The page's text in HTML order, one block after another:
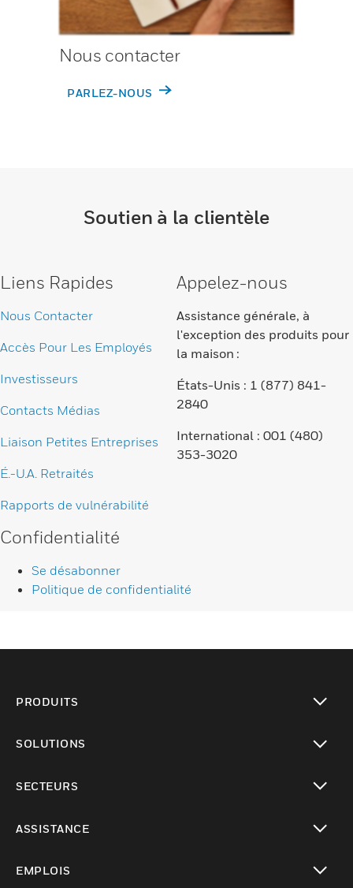
Nous contacter
PARLEZ-NOUS
Soutien à la clientèle
Liens Rapides
Nous Contacter
Accès Pour Les Employés
Investisseurs
Contacts Médias
Liaison Petites Entreprises
É.-U.A. Retraités
Rapports de vulnérabilité
Appelez-nous
Assistance générale, à
l'exception des produits pour
la maison :
États-Unis : 1 (877) 841-
2840
International : 001 (480)
353-3020
Confidentialité
Se désabonner
Politique de confidentialité
PRODUITS
SOLUTIONS
SECTEURS
ASSISTANCE
EMPLOIS